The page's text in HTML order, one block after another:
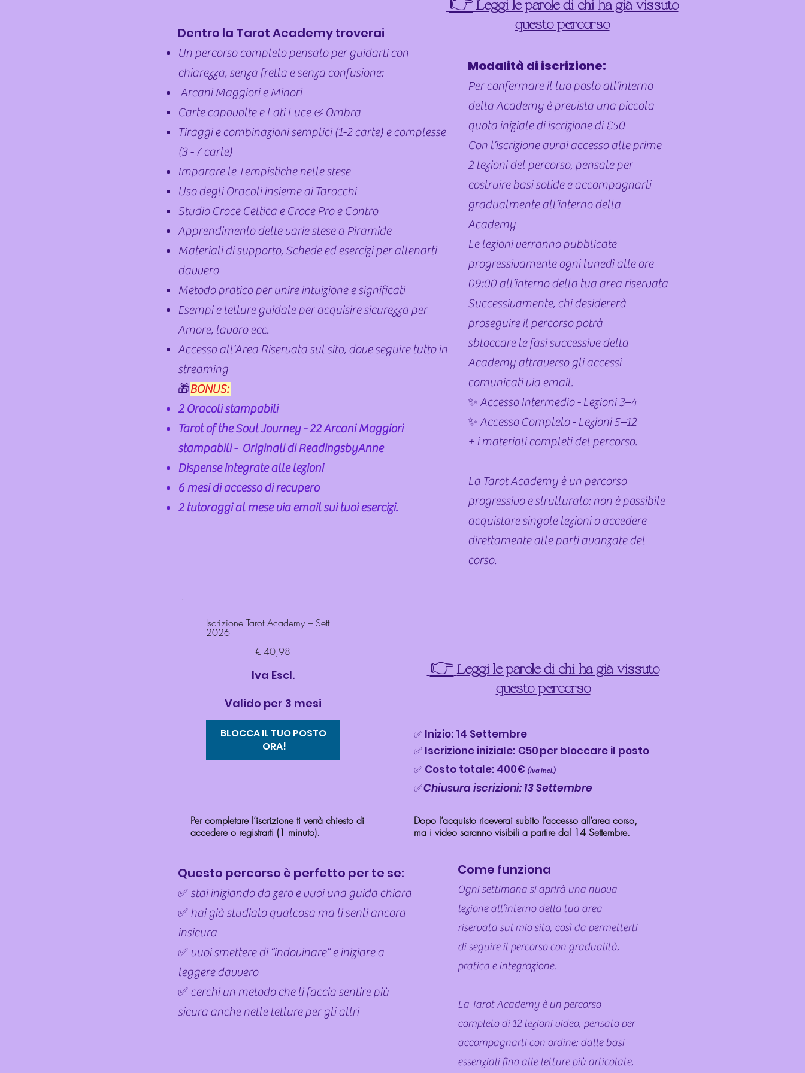
Leggi le parole di chi ha già vissuto
questo percorso
Dentro la Tarot Academy troverai
Un percorso completo pensato per guidarti con
chiarezza, senza fretta e senza confusione:
Arcani Maggiori e Minori
Carte capovolte e Lati Luce & Ombra
Tiraggi e combinazioni semplici (1-2 carte) e complesse
(3 - 7 carte)
Imparare le Tempistiche nelle stese
Uso degli Oracoli insieme ai Tarocchi
Studio Croce Celtica e Croce Pro e Contro
Apprendimento delle varie stese a Piramide
Materiali di supporto, Schede ed esercizi per allenarti
davvero
Metodo pratico per unire intuizione e significati
Esempi e letture guidate per acquisiresicurezza per
Amore, lavoro ecc.
Accesso all’Area Riservata sul sito, dove seguire tutto in
streaming
🎁BONUS:
2 Oracoli stampabili
Tarot of the Soul Journey - 22 Arcani Maggiori
stampabili - Originali di ReadingsbyAnne
Dispense integrate alle lezioni
6 mesi di accesso di recupero
2 tutoraggi al mese via email sui tuoi esercizi.
Modalità di iscrizione:
Perconfermareil tuo posto all’interno
della Academy è prevista una piccola
quota iniziale di iscrizione di €50
Con l’iscrizione avrai accesso alle prime
2 lezioni del percorso, pensate per
costruire basi solide e accompagnarti
gradualmente all’interno della
Academy
Le lezioni verranno pubblicate
progressivamente ogni lunedì alle ore
09:00 all’interno della tua area riservata
Successivamente, chi desidererà
proseguire il percorso potrà
sbloccare le fasi successive della
Academy attraverso gli accessi
comunicati via email.
✨ Accesso Intermedio - Lezioni 3–4
✨ Accesso Completo - Lezioni 5–12
+ i materiali completi del percorso.
La Tarot Academy è un percorso
progressivo e strutturato: non è possibile
acquistare singole lezioni o accedere
direttamente alle parti avanzate del
corso.
Iscrizione Tarot Academy – Sett
2026
€ 40,98
Iva Escl.
Valido per 3 mesi
BLOCCA IL TUO POSTO
ORA!
Per completare l’iscrizione ti verrà chiesto di
accedere o registrarti (1 minuto).
👉 Leggi le parole di chi ha già vissuto
questo percorso
✅ Inizio: 14 Settembre
✅ Iscrizione iniziale: €50per bloccare il posto
✅ Costo totale: 400€ (iva incl.)
✅Chiusura iscrizioni: 13 Settembre
Dopo l’acquisto riceverai subito l’accesso all’area corso,
ma i video saranno visibili a partire dal 14 Settembre.
Questo percorso è perfetto per te se:
✅ stai iniziando da zero e vuoi una guida chiara
✅ hai già studiato qualcosa ma ti senti ancora
insicura
✅ vuoi smettere di “indovinare” e iniziare a
leggere davvero
✅ cerchi un metodo che ti faccia sentire più
sicura anche nelle letture per gli altri
Come funziona
Ogni settimana si aprirà una nuova
lezione all’interno della tua area
riservata sul mio sito, così da permetterti
di seguire il percorso con gradualità,
pratica e integrazione.
La Tarot Academy è un percorso
completo di 12 lezioni video, pensato per
accompagnarti con ordine: dalle basi
essenziali fino alle letture più articolate,